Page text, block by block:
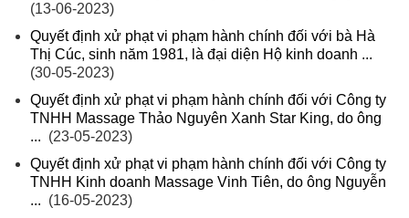
(13-06-2023)
Quyết định xử phạt vi phạm hành chính đối với bà Hà
Thị Cúc, sinh năm 1981, là đại diện Hộ kinh doanh ...
(30-05-2023)
Quyết định xử phạt vi phạm hành chính đối với Công ty
TNHH Massage Thảo Nguyên Xanh Star King, do ông
... (23-05-2023)
Quyết định xử phạt vi phạm hành chính đối với Công ty
TNHH Kinh doanh Massage Vinh Tiên, do ông Nguyễn
... (16-05-2023)